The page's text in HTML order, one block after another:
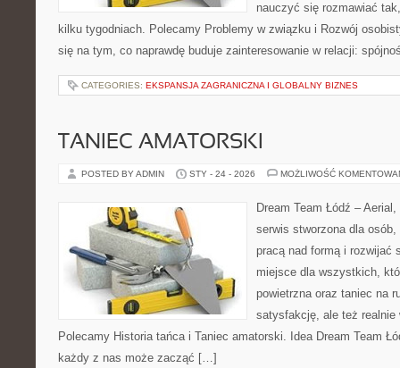
nauczyć się rozmawiać
kilku tygodniach. Polecamy Problemy w związku i Rozwój
się na tym, co naprawdę buduje zainteresowanie w relacji:
CATEGORIES: EKSPANSJA ZAGRANICZNA I GLOBALNY BIZNES
TANIEC AMATORSKI
POSTED BY ADMIN STY - 24 - 2026 MOŻLIWOŚĆ
Dream Team Łódź –
serwis stworzona dla
pracą nad formą i rozwijać
miejsce dla wszystkich,
powietrzna oraz taniec na
satysfakcję, ale też realnie
Polecamy Historia tańca i Taniec amatorski. Idea Dream Team
każdy z nas może zacząć […]